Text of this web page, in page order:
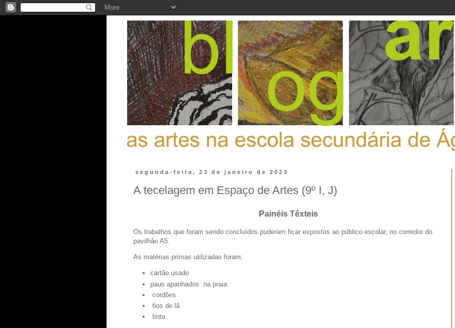
segunda-feira, 23 de janeiro de 2023
A tecelagem em Espaço de Artes (9º I, J)
Painéis Têxteis
Os trabalhos que foram sendo concluídos puderam ficar expostos ao público escolar, no corredor do
pavilhão A5.
As matérias primas utilizadas foram:
cartão usado
paus apanhados na praia
cordões
fios de lã
tinta